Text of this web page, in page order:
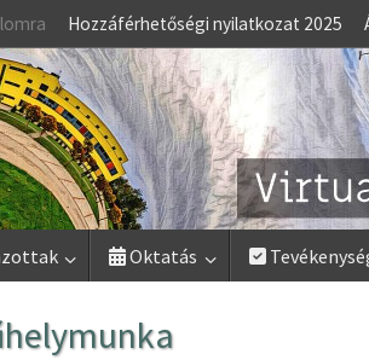
Hozzáférhetőségi nyilatkozat 2025
Oktatás